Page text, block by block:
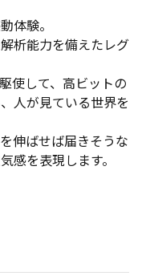
体験。
析能力を備えたレグ
使して、高ビットの
人が見ている世界を
伸ばせば届きそうな
感を表現します。